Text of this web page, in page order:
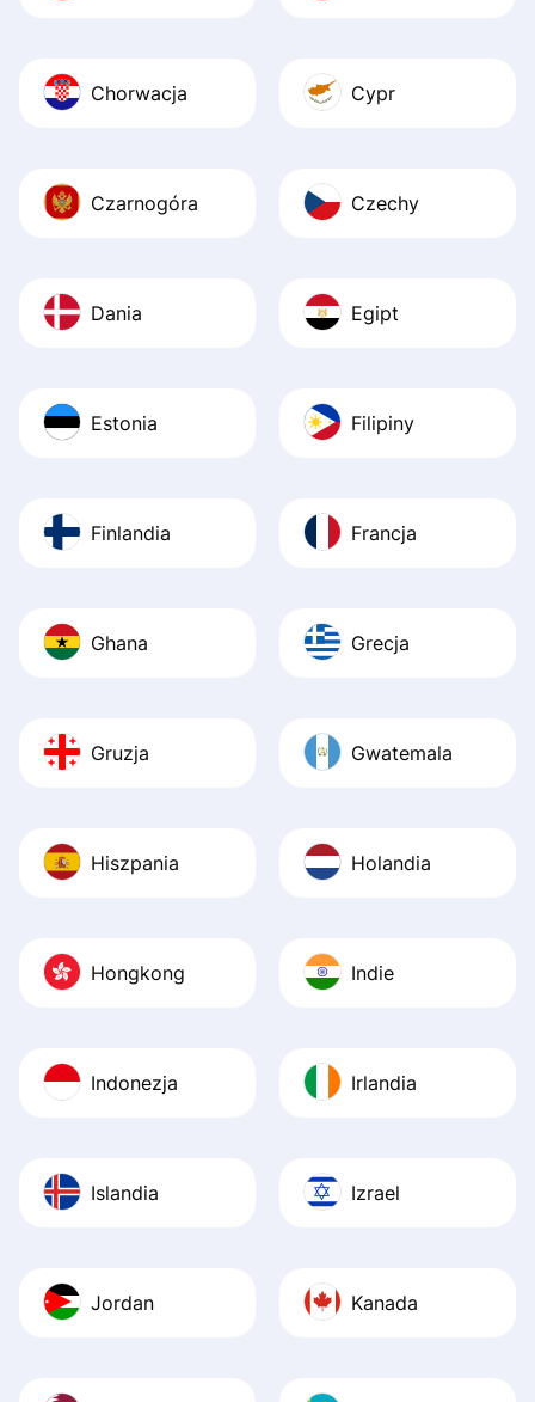
Chorwacja Cypr
Czarnogóra Czechy
Dania Egipt
Estonia Filipiny
Finlandia Francja
Ghana Grecja
Gruzja Gwatemala
Hiszpania Holandia
Hongkong Indie
Indonezja Irlandia
Islandia Izrael
Jordan Kanada